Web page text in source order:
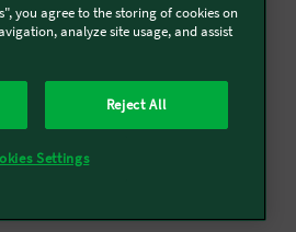
Kobold
you agree to the storing of cookies on
analyze site usage, and assist
Reject All
Settings